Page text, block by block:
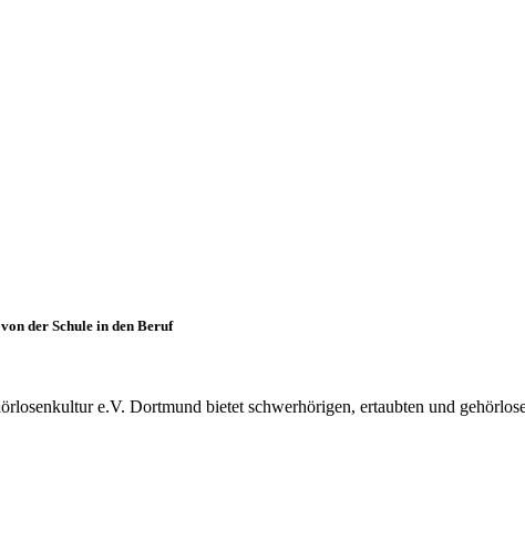
der Schule in den Beruf
e.V. Dortmund bietet schwerhörigen, ertaubten und